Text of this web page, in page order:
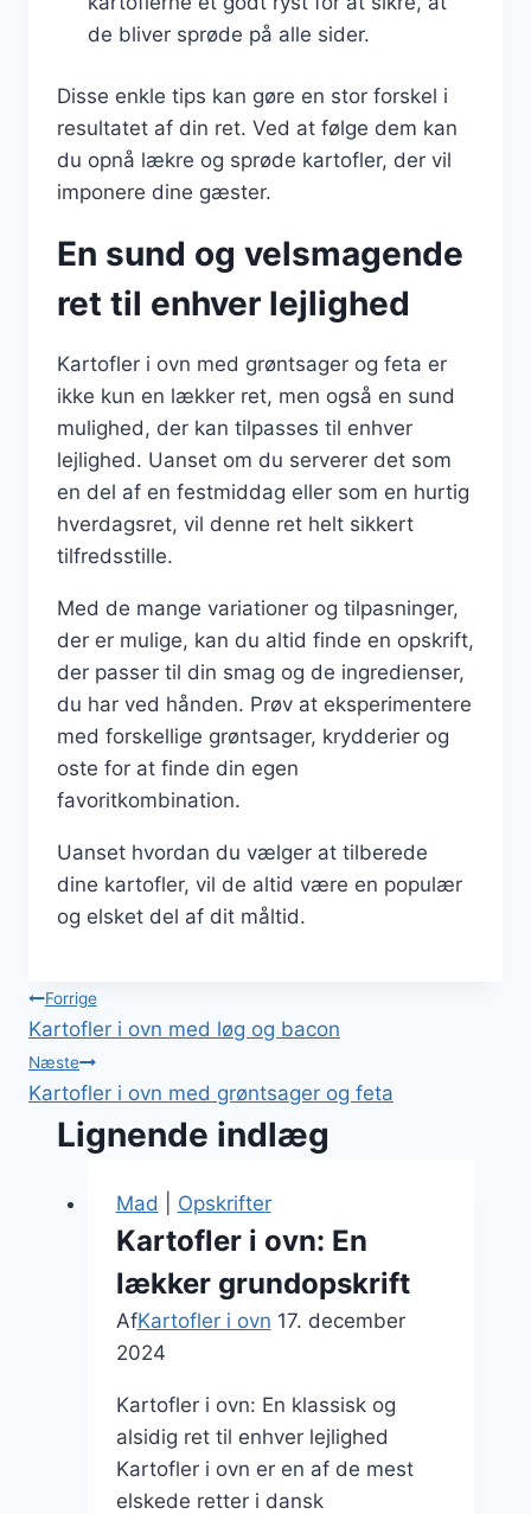
de bliver sprøde på alle sider.
Disse enkle tips kan gøre en stor forskel i
resultatet af din ret. Ved at følge dem kan
du opnå lækre og sprøde kartofler, der vil
imponere dine gæster.
En sund og velsmagende
ret til enhver lejlighed
Kartofler i ovn med grøntsager og feta er
ikke kun en lækker ret, men også en sund
mulighed, der kan tilpasses til enhver
lejlighed. Uanset om du serverer det som
en del af en festmiddag eller som en hurtig
hverdagsret, vil denne ret helt sikkert
tilfredsstille.
Med de mange variationer og tilpasninger,
der er mulige, kan du altid finde en opskrift,
der passer til din smag og de ingredienser,
du har ved hånden. Prøv at eksperimentere
med forskellige grøntsager, krydderier og
oste for at finde din egen
favoritkombination.
Uanset hvordan du vælger at tilberede
dine kartofler, vil de altid være en populær
og elsket del af dit måltid.
Indlægsnavigation
Forrige
Kartofler i ovn med løg og bacon
Næste
Kartofler i ovn med grøntsager og feta
Lignende indlæg
Mad Opskrifter
Kartofler i ovn: En
lækker grundopskrift
AfKartofler i ovn 17. december
2024
Kartofler i ovn: En klassisk og
alsidig ret til enhver lejlighed
Kartofler i ovn er en af de mest
elskede retter i dansk